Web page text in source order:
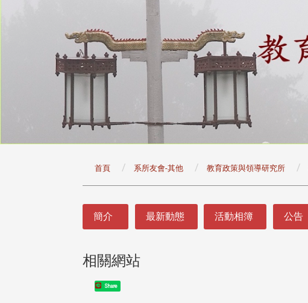
首頁 系所友會-其他 教育政策與領導研究所
簡介 最新動態 活動相簿 公告
相關網站
Share